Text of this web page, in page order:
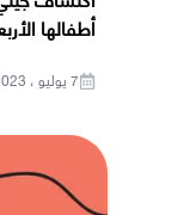
أطفالها
7 يوليو ، 2023